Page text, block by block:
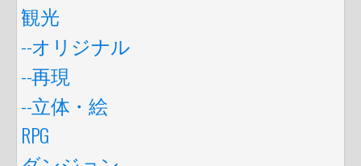
観光
--オリジナル
--再現
--立体・絵
RPG